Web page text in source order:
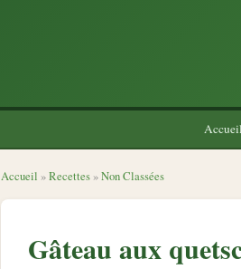
Accueil
Accueil »Recettes »Non Classées
Gâteau aux